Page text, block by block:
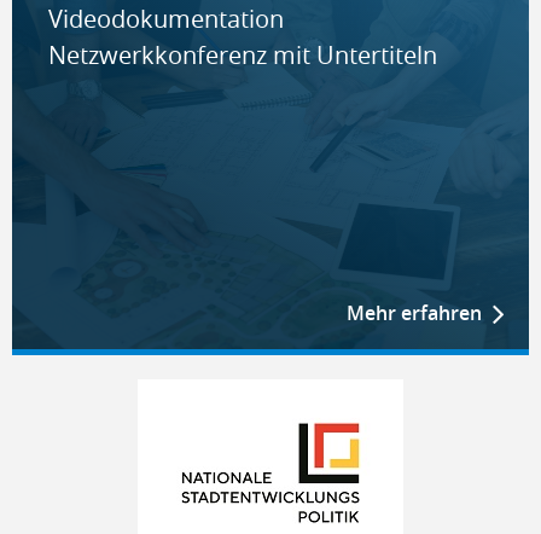
Videodokumentation
Netzwerkkonferenz mit Untertiteln
Mehr erfahren